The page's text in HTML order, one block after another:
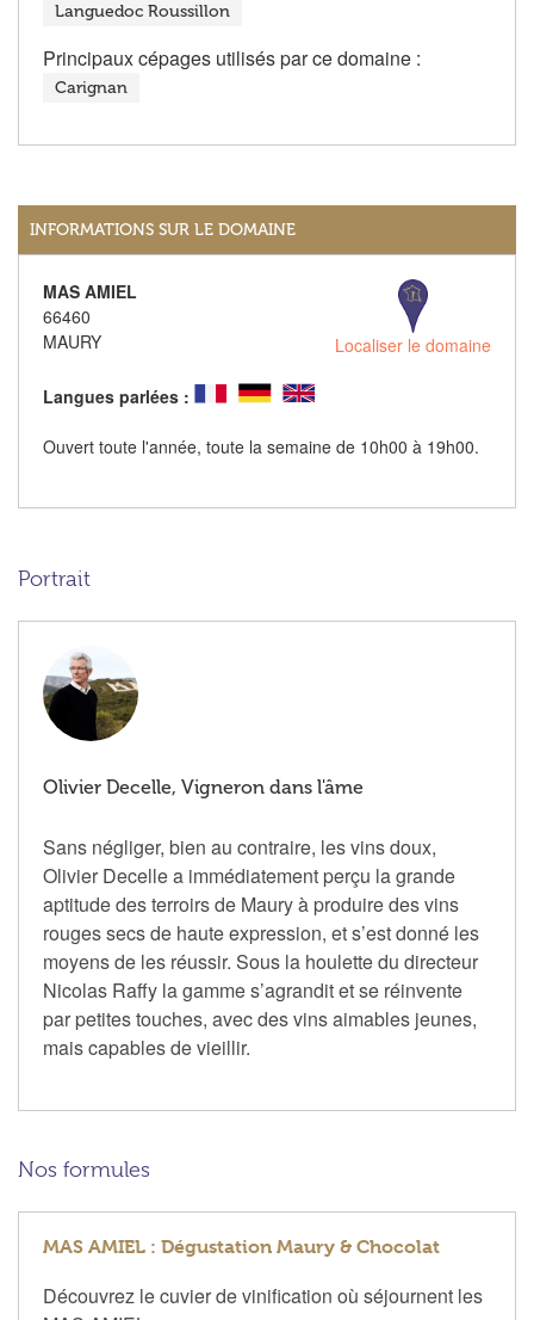
Languedoc Roussillon
Principaux cépages utilisés par ce domaine :
Carignan
INFORMATIONS SUR LE DOMAINE
MAS AMIEL
66460
MAURY
Localiser le domaine
Langues parlées :
Ouvert toute l'année, toute la semaine de 10h00 à 19h00.
Portrait
Olivier Decelle, Vigneron dans l'âme
Sans négliger, bien au contraire, les vins doux,
Olivier Decelle a immédiatement perçu la grande
aptitude des terroirs de Maury à produire des vins
rouges secs de haute expression, et s’est donné les
moyens de les réussir. Sous la houlette du directeur
Nicolas Raffy la gamme s’agrandit et se réinvente
par petites touches, avec des vins aimables jeunes,
mais capables de vieillir.
Nos formules
MAS AMIEL : Dégustation Maury & Chocolat
Découvrez le cuvier de vinification où séjournent les